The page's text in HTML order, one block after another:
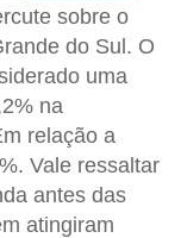
sobre o
do Sul. O
uma
na
relação a
Vale ressaltar
antes das
atingiram